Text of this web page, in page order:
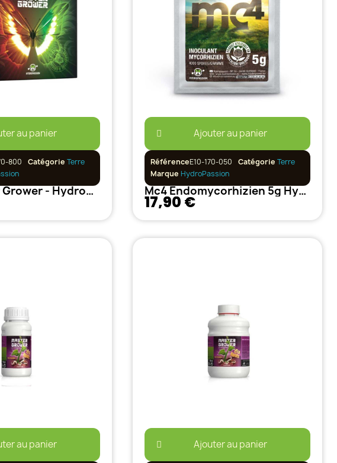
au panier
800 CatégorieTerre
Pack Master Grower - Hydropassion
Ajouter au panier
RéférenceE10-170-050 CatégorieTerre
Marque HydroPassion
Mc4 Endomycorhizien 5g Hydropassion
17,90 €
au panier Ajouter au panier